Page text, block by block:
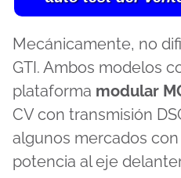
Mecánicamente, no
GTI. Ambos modelos
plataforma modular
CV con transmisión
algunos mercados
potencia al eje